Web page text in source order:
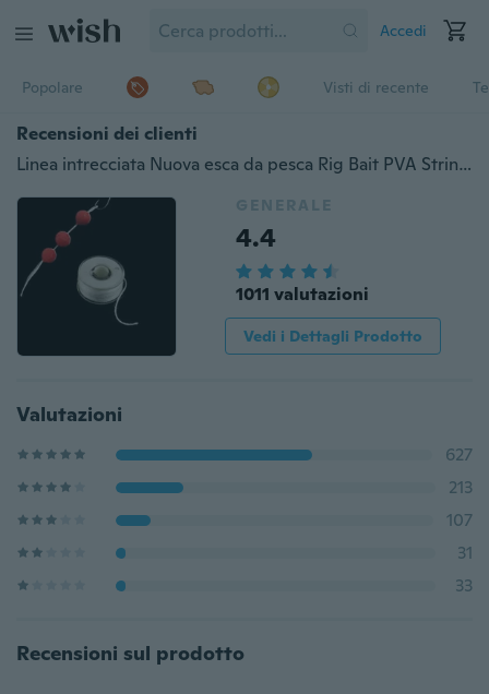
Accedi
Popolare Visti di recente
Recensioni dei clienti
Linea intrecciata Nuova esca da pesca Rig Bait PVA String Carp Baiting String Lines Corda da pesca in PVA Corda da pesca Corda da pesca Dissoluzione d'acqua
GENERALE
4.4
1011 valutazioni
Vedi i Dettagli Prodotto
Valutazioni
627
213
107
31
33
Recensioni sul prodotto